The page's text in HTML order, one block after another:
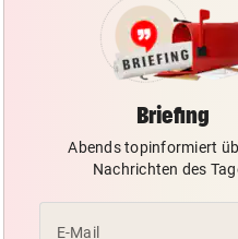
Briefing
Abends topinformiert
Nachrichten des
E-Mail